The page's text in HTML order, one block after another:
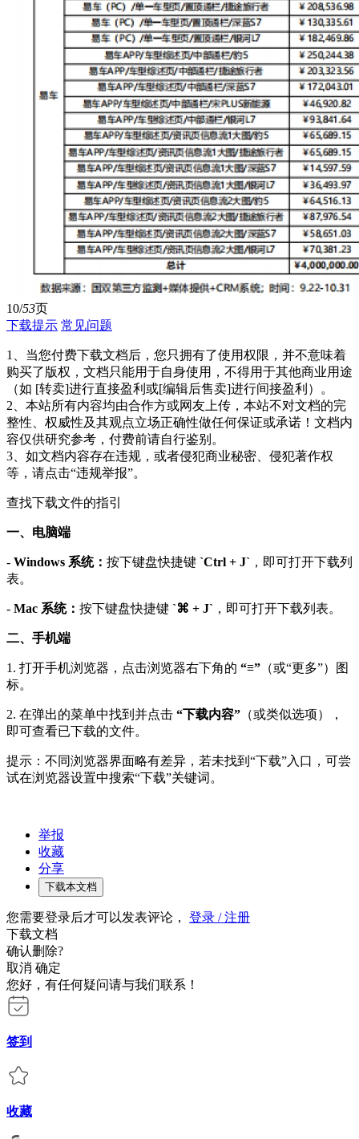
10/53页
下载提示 常见问题
1、当您付费下载文档后，您只拥有了使用权限，并不意味着
购买了版权，文档只能用于自身使用，不得用于其他商业用途
（如 [转卖]进行直接盈利或[编辑后售卖]进行间接盈利）。
2、本站所有内容均由合作方或网友上传，本站不对文档的完
整性、权威性及其观点立场正确性做任何保证或承诺！文档内
容仅供研究参考，付费前请自行鉴别。
3、如文档内容存在违规，或者侵犯商业秘密、侵犯著作权
等，请点击“违规举报”。
查找下载文件的指引
一、电脑端
- Windows 系统： 按下键盘快捷键 `Ctrl + J` ，即可打开下载列
表。
- Mac 系统： 按下键盘快捷键 `⌘ + J` ，即可打开下载列表。
二、手机端
1. 打开手机浏览器，点击浏览器右下角的 “≡” （或“更多”）图
标。
2. 在弹出的菜单中找到并点击 “下载内容” （或类似选项），
即可查看已下载的文件。
提示：不同浏览器界面略有差异，若未找到“下载”入口，可尝
试在浏览器设置中搜索“下载”关键词。
举报
收藏
分享
下载本文档
您需要登录后才可以发表评论， 登录 / 注册
下载文档
确认删除?
取消 确定
您好，有任何疑问请与我们联系！
签到
收藏